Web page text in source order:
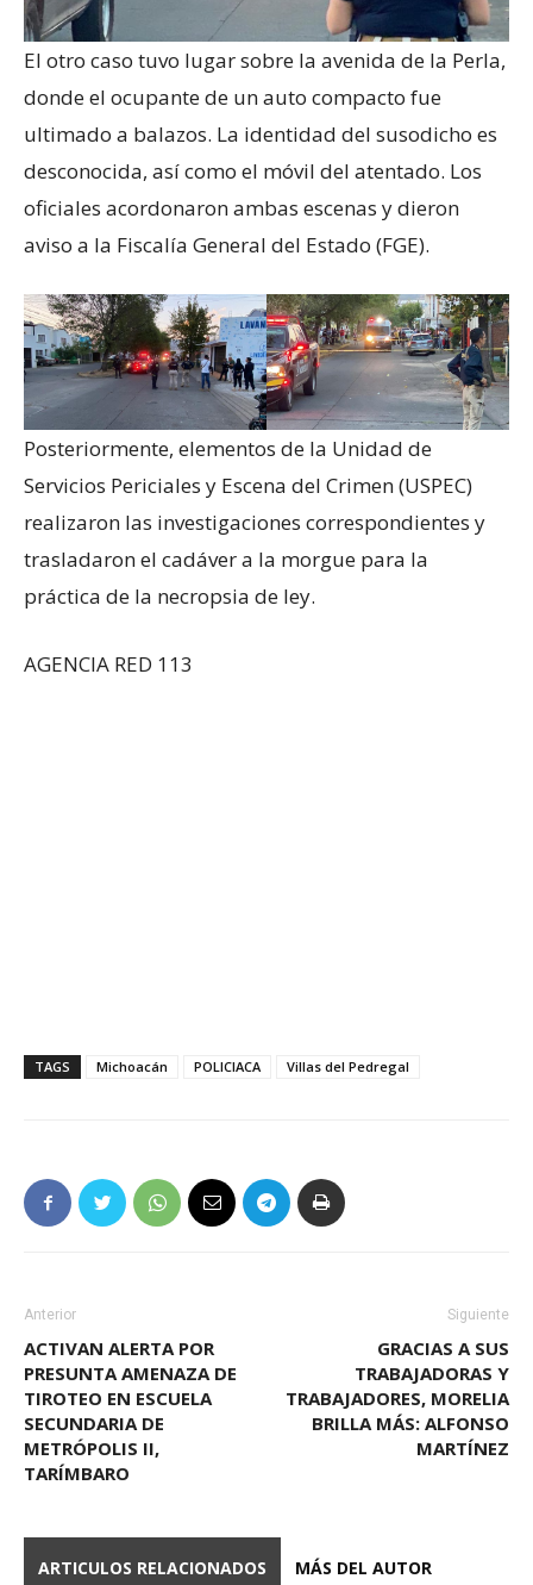
El otro caso tuvo lugar sobre la avenida de la Perla,
donde el ocupante de un auto compacto fue
ultimado a balazos. La identidad del susodicho es
desconocida, así como el móvil del atentado. Los
oficiales acordonaron ambas escenas y dieron
aviso a la Fiscalía General del Estado (FGE).
Posteriormente, elementos de la Unidad de
Servicios Periciales y Escena del Crimen (USPEC)
realizaron las investigaciones correspondientes y
trasladaron el cadáver a la morgue para la
práctica de la necropsia de ley.
AGENCIA RED 113
TAGS Michoacán POLICIACA Villas del Pedregal
Anterior
ACTIVAN ALERTA POR
PRESUNTA AMENAZA DE
TIROTEO EN ESCUELA
SECUNDARIA DE
METRÓPOLIS II,
TARÍMBARO
Siguiente
GRACIAS A SUS
TRABAJADORAS Y
TRABAJADORES, MORELIA
BRILLA MÁS: ALFONSO
MARTÍNEZ
ARTICULOS RELACIONADOS MÁS DEL AUTOR